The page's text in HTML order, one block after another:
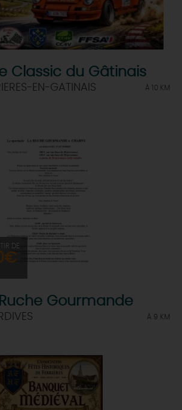
Classic du Gâtinais
EN-GATINAIS À 10 KM
DE
Gourmande
À 9 KM